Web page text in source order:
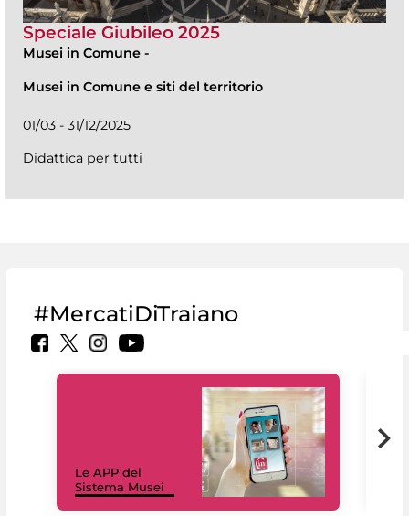
Speciale Giubileo 2025
Musei in Comune -
Musei in Comune e siti del territorio
01/03 - 31/12/2025
Didattica per tutti
#MercatiDiTraiano
Le APP del
Sistema Musei